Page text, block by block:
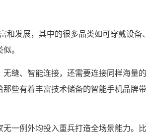
和发展，其中的很多品类如可穿戴设备、
。
缝、智能连接，还需要连接同样海量的
些有着丰富技术储备的智能手机品牌带
一例外均投入重兵打造全场景能力。比